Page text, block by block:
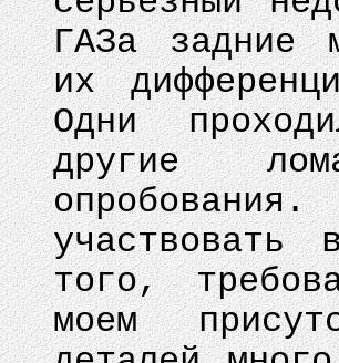
ГАЗа задние
их
Одни
другие
участвовать
того,
моем